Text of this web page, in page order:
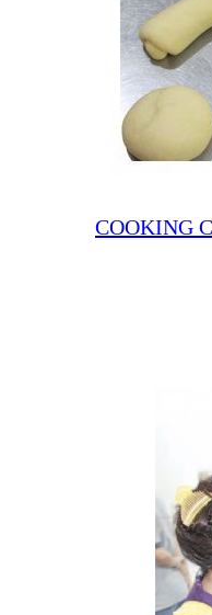
COOKING